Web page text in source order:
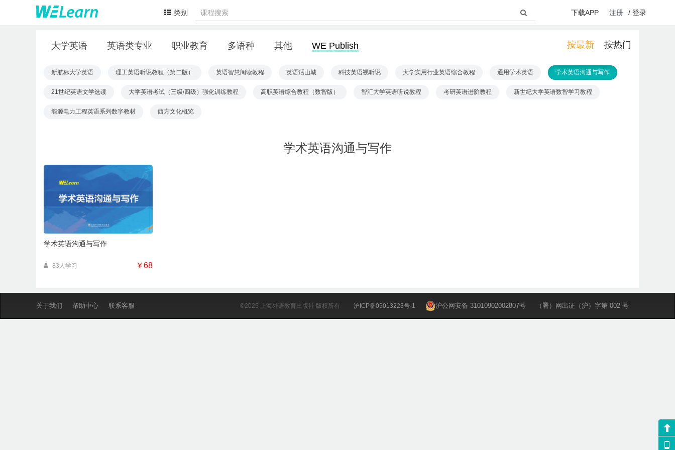
类别 注册 / 登录
下载APP
大学英语 英语类专业 职业教育 多语种 其他 WE Publish 按热门
按最新
新航标大学英语 理工英语听说教程（第二版） 英语智慧阅读教程 英语话山城 科技英语视听说 大学实用行业英语综合教程 通用学术英语 学术英语沟通与写作
21世纪英语文学选读 大学英语考试（三级/四级）强化训练教程 高职英语综合教程（数智版） 智汇大学英语听说教程 考研英语进阶教程 新世纪大学英语数智学习教程
能源电力工程英语系列数字教材 西方文化概览
学术英语沟通与写作
学术英语沟通与写作
83人学习 ￥68
关于我们 帮助中心 联系客服 ©2025 上海外语教育出版社 版权所有 沪ICP备05013223号-1 沪公网安备 31010902002807号 （署）网出证（沪）字第 002 号